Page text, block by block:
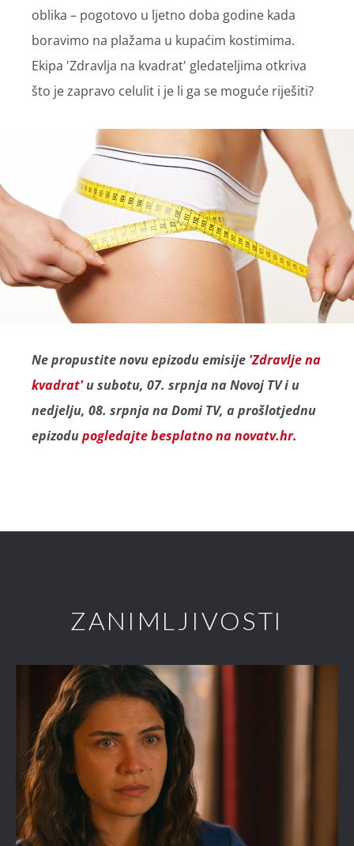
oblika – pogotovo u ljetno doba godine kada
boravimo na plažama u kupaćim kostimima.
Ekipa 'Zdravlja na kvadrat' gledateljima otkriva
što je zapravo celulit i je li ga se moguće riješiti?
Ne propustite novu epizodu emisije 'Zdravlje na
kvadrat'u subotu, 07. srpnja na Novoj TV i u
nedjelju, 08. srpnja na Domi TV, a prošlotjednu
epizodupogledajte besplatno na novatv.hr.
ZANIMLJIVOSTI